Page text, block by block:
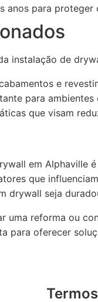
anos para proteger
instalação de
e
para ambientes
que visam
em Alphaville
que
drywall seja
uma reforma ou
para oferecer